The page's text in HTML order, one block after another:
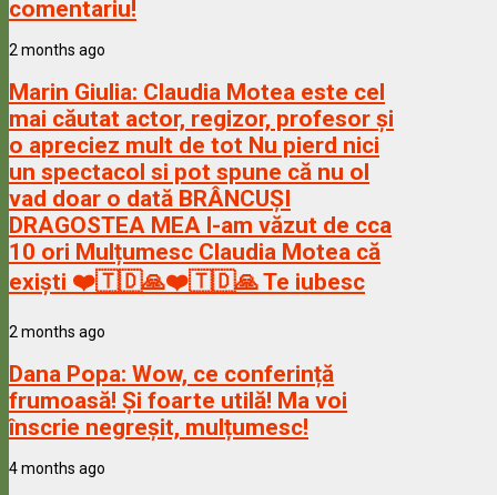
comentariu!
2 months ago
Marin Giulia: Claudia Motea este cel
mai căutat actor, regizor, profesor și
o apreciez mult de tot Nu pierd nici
un spectacol si pot spune că nu ol
vad doar o dată BRÂNCUȘI
DRAGOSTEA MEA l-am văzut de cca
10 ori Mulțumesc Claudia Motea că
exiști ❤️🇹🇩🙏❤️🇹🇩🙏 Te iubesc
2 months ago
Dana Popa: Wow, ce conferință
frumoasă! Și foarte utilă! Ma voi
înscrie negreșit, mulțumesc!
4 months ago